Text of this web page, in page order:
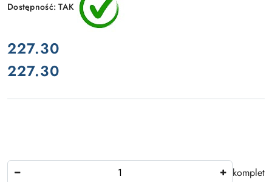
Dostępność:TAK
cena:
227.30
Cena:
227.30
komplet